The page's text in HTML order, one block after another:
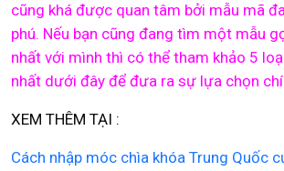
cũng khá được quan tâm bởi mẫu mã
phú. Nếu bạn cũng đang tìm một mẫu
nhất với mình thì có thể tham khảo 5
nhất dưới đây để đưa ra sự lựa chọn
XEM THÊM TẠI :
Cách nhập móc chìa khóa Trung Quốc